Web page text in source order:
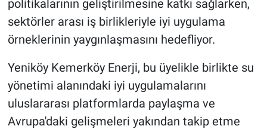
politikalarının geliştirilmesine katkı sağlarken,
sektörler arası iş birlikleriyle iyi uygulama
örneklerinin yaygınlaşmasını hedefliyor.
Yeniköy Kemerköy Enerji, bu üyelikle birlikte su
yönetimi alanındaki iyi uygulamalarını
uluslararası platformlarda paylaşma ve
Avrupa'daki gelişmeleri yakından takip etme